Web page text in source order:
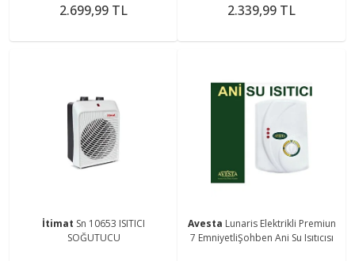
2.699,99 TL 2.339,99 TL
İtimat Sn 10653 ISITICI
SOĞUTUCU
Avesta Lunaris Elektrikli Premiun
7 EmniyetliŞohben Ani Su Isıtıcısı